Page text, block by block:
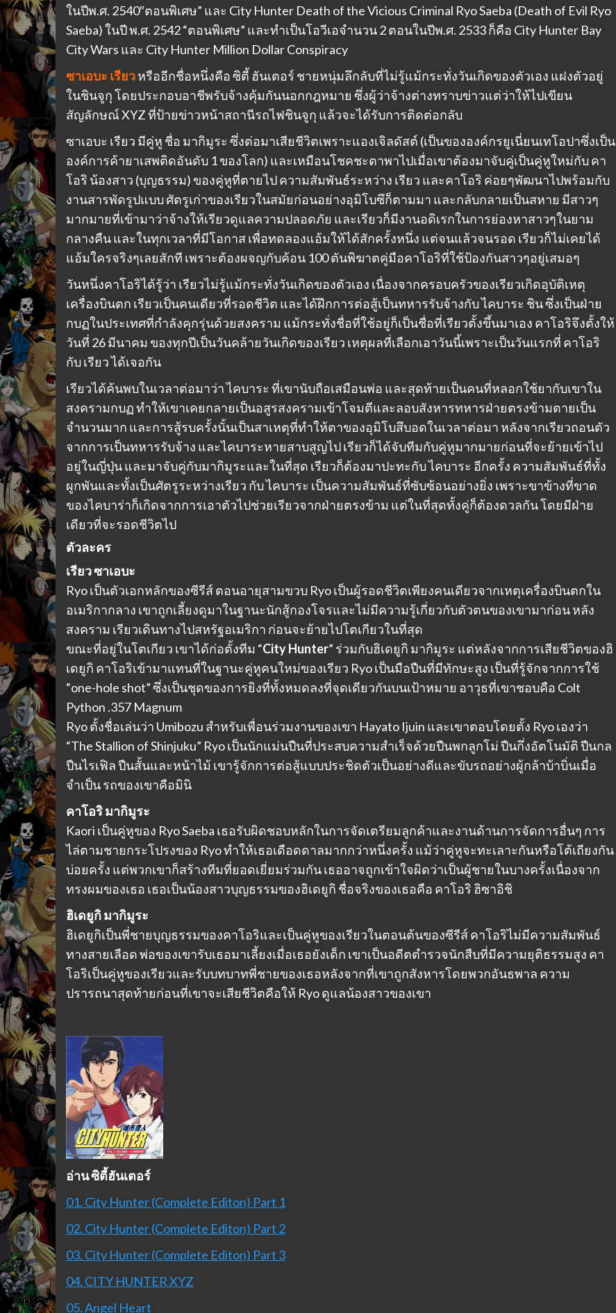
ในปีพ.ศ. 2540″ตอนพิเศษ” และ City Hunter Death of the Vicious Criminal Ryo Saeba (Death of Evil Ryo
Saeba) ในปี พ.ศ. 2542 “ตอนพิเศษ” และทำเป็นโอวีเอจำนวน 2 ตอนในปีพ.ศ. 2533 ก็คือ City Hunter Bay
City Wars และ City Hunter Million Dollar Conspiracy
ซาเอบะ เรียวหรืออีกชื่อหนึ่งคือ ซิตี้ ฮันเตอร์ ชายหนุ่มลึกลับที่ไม่รู้แม้กระทั่งวันเกิดของตัวเอง แฝงตัวอยู่
ในชินจูกุ โดยประกอบอาชีพรับจ้างคุ้มกันนอกกฎหมาย ซึ่งผู้ว่าจ้างต่างทราบข่าวแต่ว่าให้ไปเขียน
สัญลักษณ์ XYZ ที่ป้ายข่าวหน้าสถานีรถไฟชินจูกุ แล้วจะได้รับการติดต่อกลับ
ซาเอบะ เรียว มีคู่หู ชื่อ มากิมูระ ซึ่งต่อมาเสียชีวิตเพราะแองเจิลดัสต์ (เป็นขององค์กรยู​เนี่ยนเทโอปา​ซึ่ง​เป็น​
องค์การค้ายา​เสพติดอันดับ​ 1 ​ของโลก) และเหมือนโชคชะตาพาไปเมื่อเขาต้องมาจับคู่เป็นคู่หูใหม่กับ คา
โอริ น้องสาว (บุญธรรม) ของคู่หูที่ตายไป ความสัมพันธ์ระหว่าง เรียว และคาโอริ ค่อยๆพัฒนาไปพร้อมกับ
งานสารพัดรูปแบบ ศัตรูเก่าของเรียวในสมัยก่อนอย่างอุมิโบซึก็ตามมา และกลับกลายเป็นสหาย มีสาวๆ
มากมายที่เข้ามาว่าจ้างให้เรียวดูแลความปลอดภัย และเรียวก็มีงานอดิเรกในการย่องหาสาวๆในยาม
กลางคืน และในทุกเวลาที่มีโอกาส เพื่อทดลองแอ้มให้ได้สักครั้งหนึ่ง แต่จนแล้วจนรอด เรียวก็ไม่เคยได้
แอ้มใครจริงๆเลยสักที เพราะต้องผจญกับค้อน 100 ตันพิฆาตคู่มือคาโอริที่ใช้ป้องกันสาวๆอยู่เสมอๆ
วันหนึ่งคาโอริได้รู้ว่า เรียวไม่รู้แม้กระทั่งวันเกิดของตัวเอง เนื่องจากครอบครัวของเรียวเกิดอุบัติเหตุ
เครื่องบินตก เรียวเป็นคนเดียวที่รอดชีวิต และได้ฝึกการต่อสู้เป็นทหารรับจ้างกับ ไคบาระ ชิน ซึ่งเป็นฝ่าย
กบฏในประเทศที่กำลังคุกรุ่นด้วยสงคราม แม้กระทั่งชื่อที่ใช้อยู่ก็เป็นชื่อที่เรียวตั้งขึ้นมาเอง คาโอริจึงตั้งให้
วันที่ 26 มีนาคม ของทุกปีเป็นวันคล้ายวันเกิดของเรียว เหตุผลที่เลือกเอาวันนี้เพราะเป็นวันแรกที่ คาโอริ
กับ เรียว ได้เจอกัน
เรียวได้ค้นพบในเวลาต่อมาว่า ไคบาระ ที่เขานับถือเสมือนพ่อ และสุดท้ายเป็นคนที่หลอกใช้ยากับเขาใน
สงครามกบฏ ทำให้เขาเคยกลายเป็นอสูรสงครามเข้าโจมตีและลอบสังหารทหารฝ่ายตรงข้ามตายเป็น
จำนวนมาก และการสู้รบครั้งนั้นเป็นสาเหตุที่ทำให้ตาของอุมิโบสึบอดในเวลาต่อมา หลังจากเรียวถอนตัว
จากการเป็นทหารรับจ้าง และไคบาระหายสาบสูญไป เรียวก็ได้จับทีมกับคู่หูมากมายก่อนที่จะย้ายเข้าไป
อยู่ในญี่ปุ่น และมาจับคู่กับมากิมูระและในที่สุด เรียวก็ต้องมาปะทะกับ ไคบาระ อีกครั้ง ความสัมพันธ์ที่ทั้ง
ผูกพันและทั้งเป็นศัตรูระหว่างเรียว กับ ไคบาระ เป็นความสัมพันธ์ที่ซับซ้อนอย่างยิ่ง เพราะขาข้างที่ขาด
ของไคบาร่าก็เกิดจากการเอาตัวไปช่วยเรียวจากฝ่ายตรงข้าม แต่ในที่สุดทั้งคู่ก็ต้องดวลกัน โดยมีฝ่าย
เดียวที่จะรอดชีวิตไป
ตัวละคร
เรียว ซาเอบะ
Ryo เป็นตัวเอกหลักของซีรีส์ ตอนอายุสามขวบ Ryo เป็นผู้รอดชีวิตเพียงคนเดียวจากเหตุเครื่องบินตกใน
อเมริกากลาง เขาถูกเลี้ยงดูมาในฐานะนักสู้กองโจรและไม่มีความรู้เกี่ยวกับตัวตนของเขามาก่อน หลัง
สงคราม เรียวเดินทางไปสหรัฐอเมริกา ก่อนจะย้ายไปโตเกียวในที่สุด
ขณะที่อยู่ในโตเกียว เขาได้ก่อตั้งทีม “City Hunter” ร่วมกับฮิเดยูกิ มากิมูระ แต่หลังจากการเสียชีวิตของฮิ
เดยูกิ คาโอริเข้ามาแทนที่ในฐานะคู่หูคนใหม่ของเรียว Ryo เป็นมือปืนที่มีทักษะสูง เป็นที่รู้จักจากการใช้
“one-hole shot” ซึ่งเป็นชุดของการยิงที่ทั้งหมดลงที่จุดเดียวกันบนเป้าหมาย อาวุธที่เขาชอบคือ Colt
Python .357 Magnum
Ryo ตั้งชื่อเล่นว่า Umibozu สำหรับเพื่อนร่วมงานของเขา Hayato Ijuin และเขาตอบโดยตั้ง Ryo เองว่า
“The Stallion of Shinjuku” Ryo เป็นนักแม่นปืนที่ประสบความสำเร็จด้วยปืนพกลูกโม่ ปืนกึ่งอัตโนมัติ ปืนกล
ปืนไรเฟิล ปืนสั้นและหน้าไม้ เขารู้จักการต่อสู้แบบประชิดตัวเป็นอย่างดีและขับรถอย่างผู้กล้าบ้าบิ่นเมื่อ
จำเป็น รถของเขาคือมินิ
คาโอริ มากิมูระ
Kaori เป็นคู่หูของ Ryo Saeba เธอรับผิดชอบหลักในการจัดเตรียมลูกค้าและงานด้านการจัดการอื่นๆ การ
ไล่ตามชายกระโปรงของ Ryo ทำให้เธอเดือดดาลมากกว่าหนึ่งครั้ง แม้ว่าคู่หูจะทะเลาะกันหรือโต้เถียงกัน
บ่อยครั้ง แต่พวกเขาก็สร้างทีมที่ยอดเยี่ยมร่วมกัน เธออาจถูกเข้าใจผิดว่าเป็นผู้ชายในบางครั้งเนื่องจาก
ทรงผมของเธอ เธอเป็นน้องสาวบุญธรรมของฮิเดยูกิ ชื่อจริงของเธอคือ คาโอริ ฮิซาอิชิ
ฮิเดยูกิ มากิมูระ
ฮิเดยูกิเป็นพี่ชายบุญธรรมของคาโอริและเป็นคู่หูของเรียวในตอนต้นของซีรีส์ คาโอริไม่มีความสัมพันธ์
ทางสายเลือด พ่อของเขารับเธอมาเลี้ยงเมื่อเธอยังเด็ก เขาเป็นอดีตตำรวจนักสืบที่มีความยุติธรรมสูง คา
โอริเป็นคู่หูของเรียวและรับบทบาทพี่ชายของเธอหลังจากที่เขาถูกสังหารโดยพวกอันธพาล ความ
ปรารถนาสุดท้ายก่อนที่เขาจะเสียชีวิตคือให้ Ryo ดูแลน้องสาวของเขา
อ่าน ซิตี้ฮันเตอร์
01. City Hunter (Complete Editon) Part 1
02. City Hunter (Complete Editon) Part 2
03. City Hunter (Complete Editon) Part 3
04. CITY HUNTER XYZ
05. Angel Heart